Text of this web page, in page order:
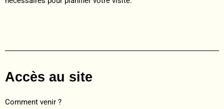
Accès au site
Comment venir ?